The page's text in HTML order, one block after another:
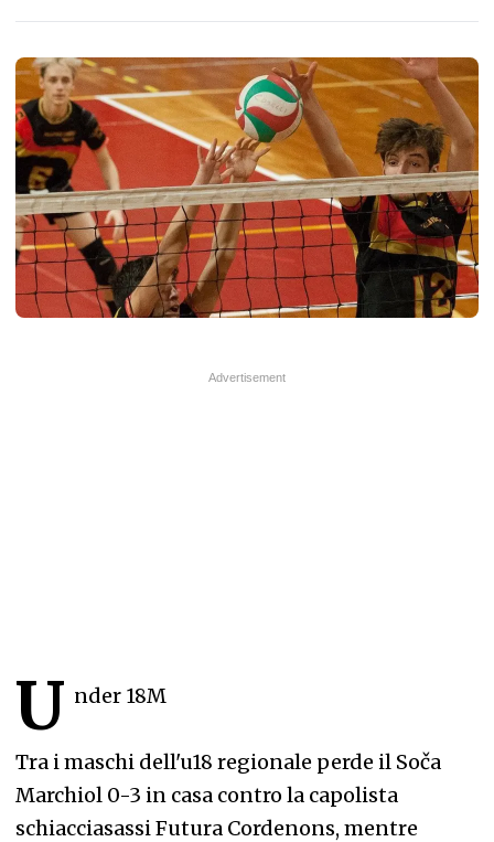
U nder 18M
Tra i maschi dell'u18 regionale perde il Soča
Marchiol 0-3 in casa contro la capolista
schiacciasassi Futura Cordenons, mentre